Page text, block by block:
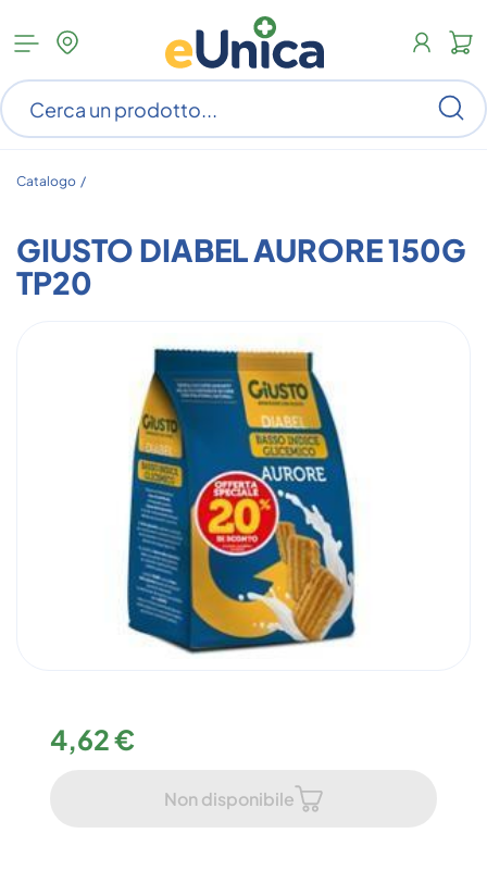
Apri
menu
categorie
Catalogo /
GIUSTO DIABEL AURORE 150G
TP20
4,62 €
Non disponibile